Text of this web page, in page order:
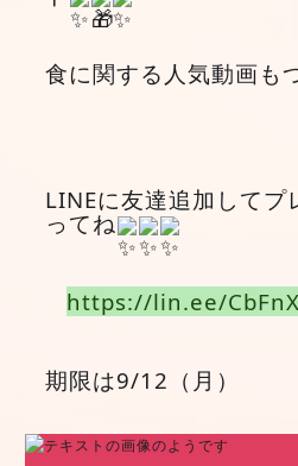
食に関する人気動画も
LINEに友達追加してプ
ってね
https://lin.ee/
期限は9/12（月）